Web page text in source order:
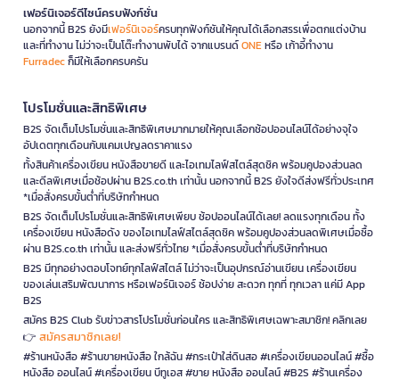
เฟอร์นิเจอร์ดีไซน์ครบฟังก์ชั่น
นอกจากนี้ B2S ยังมีเฟอร์นิเจอร์ครบทุกฟังก์ชันให้คุณได้เลือกสรรเพื่อตกแต่งบ้าน
และที่ทำงาน ไม่ว่าจะเป็นโต๊ะทำงานพับได้ จากแบรนด์ONEหรือ เก้าอี้ทำงาน
Furradecก็มีให้เลือกครบครัน
โปรโมชั่นและสิทธิพิเศษ
B2S จัดเต็มโปรโมชั่นและสิทธิพิเศษมากมายให้คุณเลือกช้อปออนไลน์ได้อย่างจุใจ
อัปเดตทุกเดือนกับแคมเปญลดราคาแรง
ทั้งสินค้าเครื่องเขียน หนังสือขายดี และไอเทมไลฟ์สไตล์สุดชิค พร้อมคูปองส่วนลด
และดีลพิเศษเมื่อช้อปผ่าน B2S.co.th เท่านั้น นอกจากนี้ B2S ยังใจดีส่งฟรีทั่วประเทศ
*เมื่อสั่งครบขั้นต่ำที่บริษัทกำหนด
B2S จัดเต็มโปรโมชั่นและสิทธิพิเศษเพียบ ช้อปออนไลน์ได้เลย! ลดแรงทุกเดือน ทั้ง
เครื่องเขียน หนังสือดัง ของไอเทมไลฟ์สไตล์สุดชิค พร้อมคูปองส่วนลดพิเศษเมื่อซื้อ
ผ่าน B2S.co.th เท่านั้น และส่งฟรีทั่วไทย *เมื่อสั่งครบขั้นต่ำที่บริษัทกำหนด
B2S มีทุกอย่างตอบโจทย์ทุกไลฟ์สไตล์ ไม่ว่าจะเป็นอุปกรณ์อ่านเขียน เครื่องเขียน
ของเล่นเสริมพัฒนาการ หรือเฟอร์นิเจอร์ ช้อปง่าย สะดวก ทุกที่ ทุกเวลา แค่มี App
B2S
สมัคร B2S Club รับข่าวสารโปรโมชั่นก่อนใคร และสิทธิพิเศษเฉพาะสมาชิก! คลิกเลย
👉 สมัครสมาชิกเลย!
#ร้านหนังสือ #ร้านขายหนังสือ ใกล้ฉัน #กระเป๋าใส่ดินสอ #เครื่องเขียนออนไลน์ #ซื้อ
หนังสือ ออนไลน์ #เครื่องเขียน บีทูเอส #ขาย หนังสือ ออนไลน์ #B2S #ร้านเครื่อง